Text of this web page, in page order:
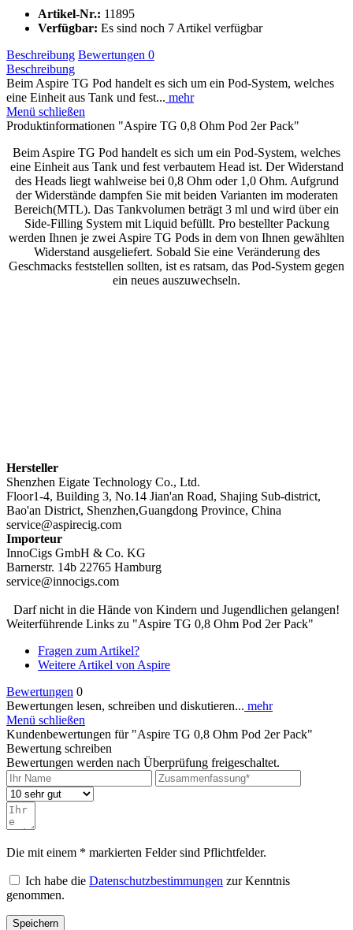
Artikel-Nr.: 11895
Verfügbar: Es sind noch 7 Artikel verfügbar
Beschreibung Bewertungen 0
Beschreibung
Beim Aspire TG Pod handelt es sich um ein Pod-System, welches
eine Einheit aus Tank und fest... mehr
Menü schließen
Produktinformationen "Aspire TG 0,8 Ohm Pod 2er Pack"
Beim Aspire TG Pod handelt es sich um ein Pod-System, welches
eine Einheit aus Tank und fest verbautem Head ist. Der Widerstand
des Heads liegt wahlweise bei 0,8 Ohm oder 1,0 Ohm. Aufgrund
der Widerstände dampfen Sie mit beiden Varianten im moderaten
Bereich(MTL). Das Tankvolumen beträgt 3 ml und wird über ein
Side-Filling System mit Liquid befüllt. Pro bestellter Packung
werden Ihnen je zwei Aspire TG Pods in dem von Ihnen gewählten
Widerstand ausgeliefert. Sobald Sie eine Veränderung des
Geschmacks feststellen sollten, ist es ratsam, das Pod-System gegen
ein neues auszuwechseln.
Hersteller
Shenzhen Eigate Technology Co., Ltd.
Floor1-4, Building 3, No.14 Jian'an Road, Shajing Sub-district,
Bao'an District, Shenzhen,Guangdong Province, China
service@aspirecig.com
Importeur
InnoCigs GmbH & Co. KG
Barnerstr. 14b 22765 Hamburg
service@innocigs.com
Darf nicht in die Hände von Kindern und Jugendlichen gelangen!
Weiterführende Links zu "Aspire TG 0,8 Ohm Pod 2er Pack"
Fragen zum Artikel?
Weitere Artikel von Aspire
Bewertungen 0
Bewertungen lesen, schreiben und diskutieren... mehr
Menü schließen
Kundenbewertungen für "Aspire TG 0,8 Ohm Pod 2er Pack"
Bewertung schreiben
Bewertungen werden nach Überprüfung freigeschaltet.
Die mit einem * markierten Felder sind Pflichtfelder.
Ich habe die Datenschutzbestimmungen zur Kenntnis
genommen.
Speichern